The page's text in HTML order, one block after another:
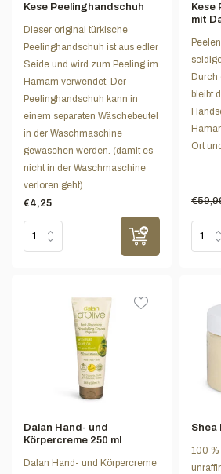
Kese Peelinghandschuh
Dieser original türkische
Peelinghandschuh ist aus edler
Seide und wird zum Peeling im
Hamam verwendet. Der
Peelinghandschuh kann in
einem separaten Wäschebeutel
in der Waschmaschine
gewaschen werden. (damit es
nicht in der Waschmaschine
verloren geht)
€4,25
Kese
mit
Durch
bleibt
Ort
Dalan Hand- und
Körpercreme 250 ml
Dalan Hand- und Körpercreme
Shea
100 %